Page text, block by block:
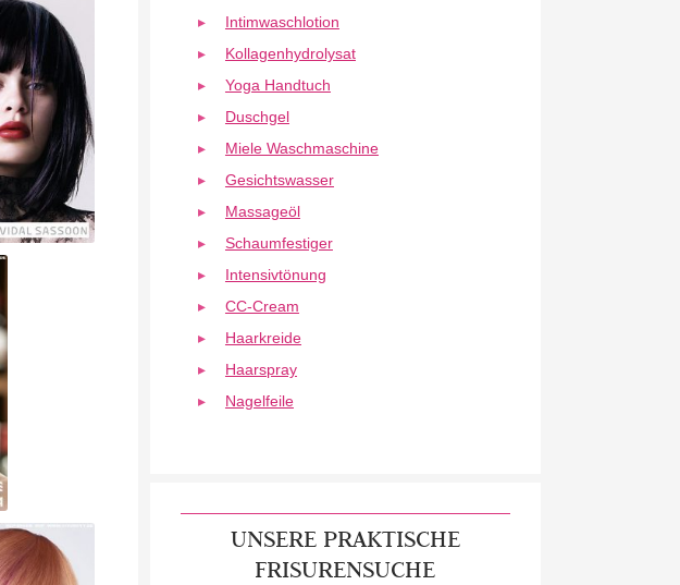
Intimwaschlotion
Kollagenhydrolysat
Yoga Handtuch
Duschgel
Miele Waschmaschine
Gesichtswasser
Massageöl
Schaumfestiger
Intensivtönung
CC-Cream
Haarkreide
Haarspray
Nagelfeile
UNSERE PRAKTISCHE
FRISURENSUCHE